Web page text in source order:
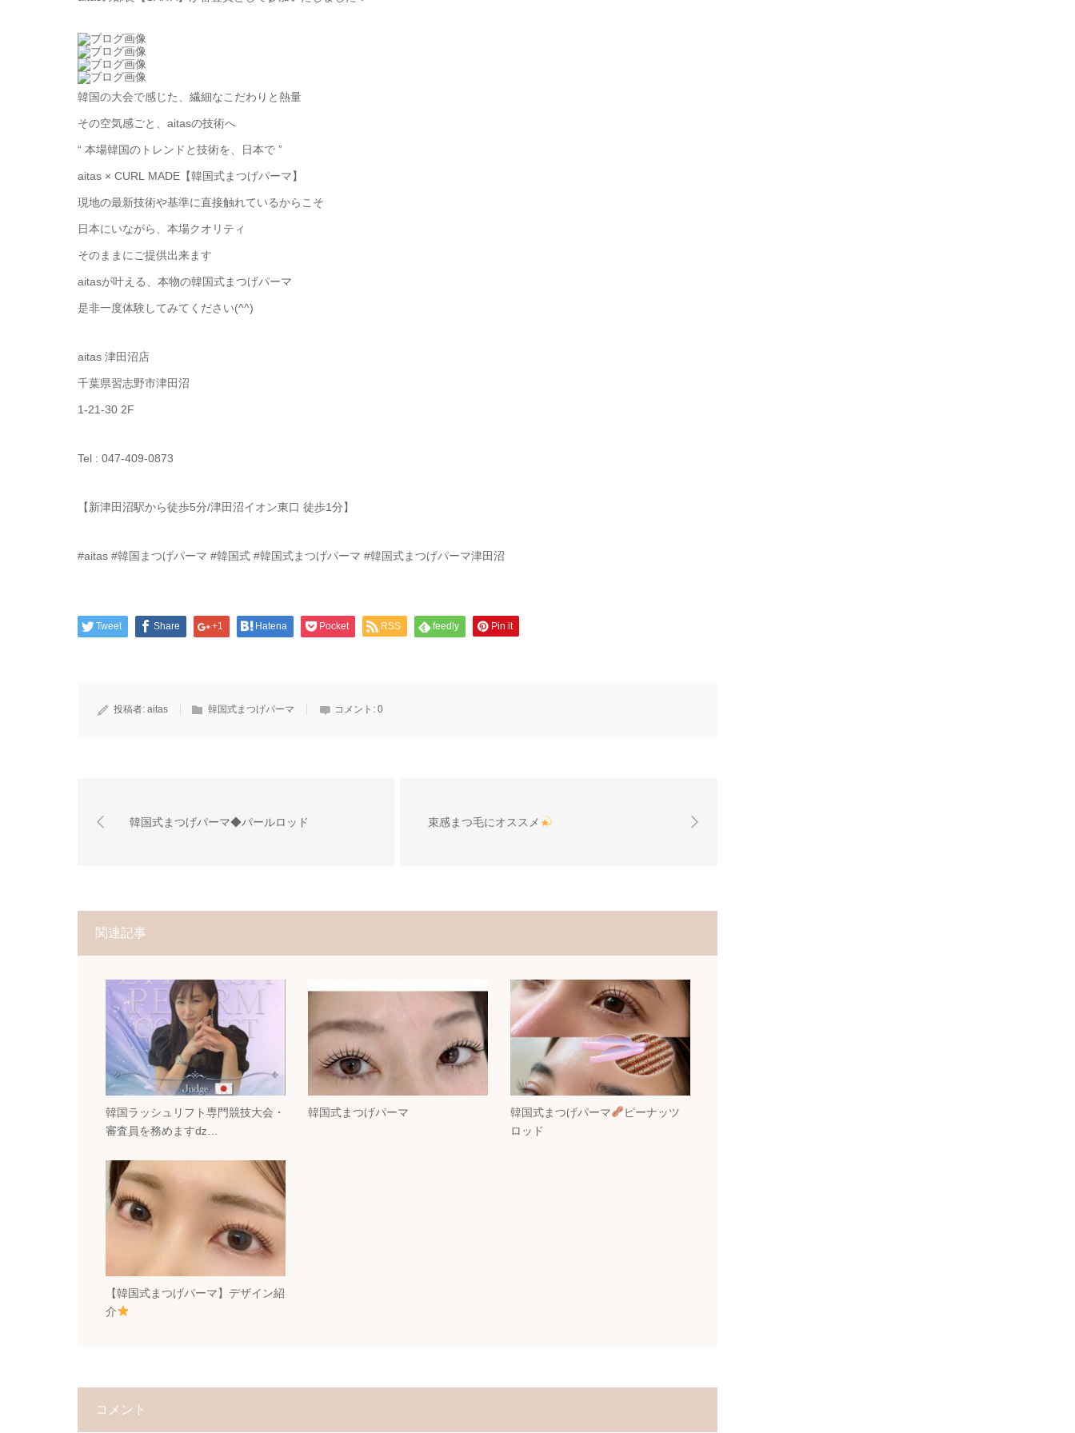
韓国の大会で感じた、繊細なこだわりと熱量
その空気感ごと、aitasの技術へ
“ 本場韓国のトレンドと技術を、日本で ”
aitas × CURL MADE【韓国式まつげパーマ】
現地の最新技術や基準に直接触れているからこそ
日本にいながら、本場クオリティ
そのままにご提供出来ます
aitasが叶える、本物の韓国式まつげパーマ
是非一度体験してみてください(^^)
aitas 津田沼店
千葉県習志野市津田沼
1-21-30 2F
Tel : 047-409-0873
【新津田沼駅から徒歩5分/津田沼イオン東口 徒歩1分】
#aitas #韓国まつげパーマ #韓国式 #韓国式まつげパーマ #韓国式まつげパーマ津田沼
Tweet Share +1 Hatena Pocket RSS feedly Pin it
投稿者: aitas 韓国式まつげパーマ コメント: 0
韓国式まつげパーマ◆パールロッド 束感まつ毛にオススメ
関連記事
韓国ラッシュリフト専門競技大会・
審査員を務めますǳ…
韓国式まつげパーマ 韓国式まつげパーマ
ピーナッツ
ロッド
【韓国式まつげパーマ】デザイン紹
介
コメント